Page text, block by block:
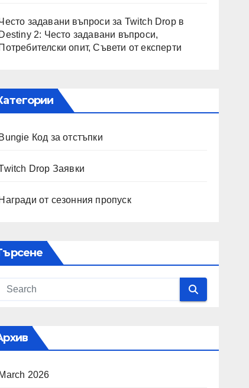
задавани въпроси за Twitch Drop в
Destiny 2: Често задавани въпроси,
Потребителски опит, Съвети от експерти
Bungie Код за отстъпки
Drop Заявки
Награди от сезонния пропуск
March 2026